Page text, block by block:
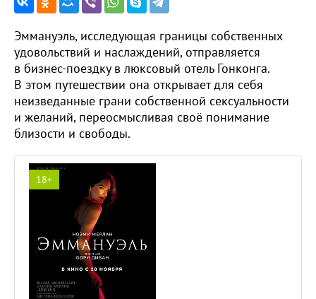
Эммануэль, исследующая границы собственных
удовольствий и наслаждений, отправляется
в бизнес-поездку в люксовый отель Гонконга.
В этом путешествии она открывает для себя
неизведанные грани собственной сексуальности
и желаний, переосмысливая своё понимание
близости и свободы.
18+